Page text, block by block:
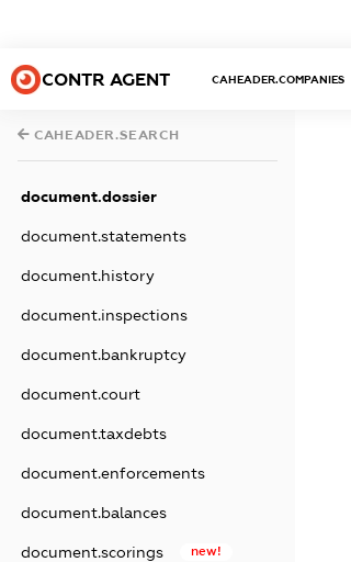
CONTR AGENT CAHEADER.COMPANIES
CAHEADER.SEARCH
document.dossier
document.statements
document.history
document.inspections
document.bankruptcy
document.court
document.taxdebts
document.enforcements
document.balances
document.scorings new!